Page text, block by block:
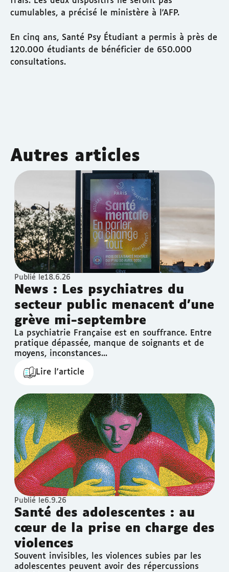
cumulables, a précisé le ministère à l'AFP.
En cinq ans, Santé Psy Étudiant a permis à près de
120.000 étudiants de bénéficier de 650.000
consultations.
Autres articles
Publié le18.6.26
News : Les psychiatres du
secteur public menacent d'une
grève mi-septembre
La psychiatrie Française est en souffrance. Entre
pratique dépassée, manque de soignants et de
moyens, inconstances...
Lire l'article
Publié le6.9.26
Santé des adolescentes : au
cœur de la prise en charge des
violences
Souvent invisibles, les violences subies par les
adolescentes peuvent avoir des répercussions